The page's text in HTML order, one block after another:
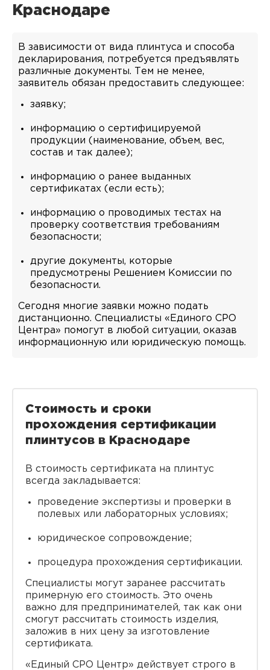
Краснодаре
В зависимости от вида плинтуса и способа
декларирования, потребуется предъявлять
различные документы. Тем не менее,
заявитель обязан предоставить следующее:
заявку;
информацию о сертифицируемой
продукции (наименование, объем, вес,
состав и так далее);
информацию о ранее выданных
сертификатах (если есть);
информацию о проводимых тестах на
проверку соответствия требованиям
безопасности;
другие документы, которые
предусмотрены Решением Комиссии по
безопасности.
Сегодня многие заявки можно подать
дистанционно. Специалисты «Единого СРО
Центра» помогут в любой ситуации, оказав
информационную или юридическую помощь.
Стоимость и сроки
прохождения сертификации
плинтусов в Краснодаре
В стоимость сертификата на плинтус
всегда закладывается:
проведение экспертизы и проверки в
полевых или лабораторных условиях;
юридическое сопровождение;
процедура прохождения сертификации.
Специалисты могут заранее рассчитать
примерную его стоимость. Это очень
важно для предпринимателей, так как они
смогут рассчитать стоимость изделия,
заложив в них цену за изготовление
сертификата.
«Единый СРО Центр» действует строго в